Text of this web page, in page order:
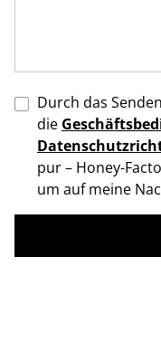
Durch das
die
pur – Honey-
um auf meine